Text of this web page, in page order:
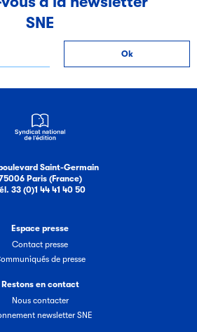
SNE
Saint-Germain
Paris (France)
33 (0)1 44 41 40 50
Espace presse
Contact presse
de presse
Restons en contact
Nous contacter
newsletter SNE